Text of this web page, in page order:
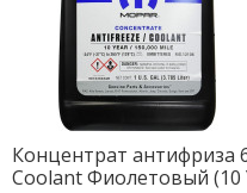
Концентрат антифриза
Coolant Фиолетовый (10